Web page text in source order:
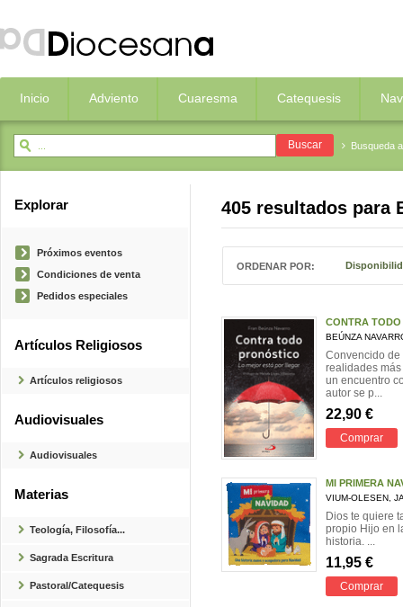
Inicio Adviento Cuaresma Catequesis
Busqueda
Explorar
Próximos eventos
Condiciones de venta
Pedidos especiales
Artículos Religiosos
Artículos religiosos
Audiovisuales
Audiovisuales
Materias
Teología, Filosofía...
Sagrada Escritura
Pastoral/Catequesis
405 resultados para
ORDENAR POR:
CONTRA
BEÚNZA
Convencido de
realidades
un encuentro
autor se p...
22,90 €
Comprar
MI PRIMERA
VIUM-OLESEN,
Dios te quiere
propio Hijo en
historia. ...
11,95 €
Comprar